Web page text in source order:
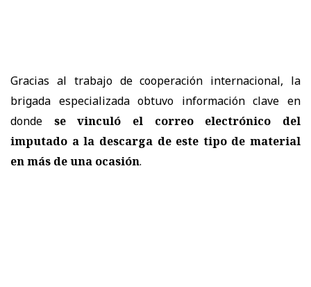
Gracias al trabajo de cooperación internacional, la
brigada especializada obtuvo información clave en
donde se vinculó el correo electrónico del
imputado a la descarga de este tipo de material
en más de una ocasión.